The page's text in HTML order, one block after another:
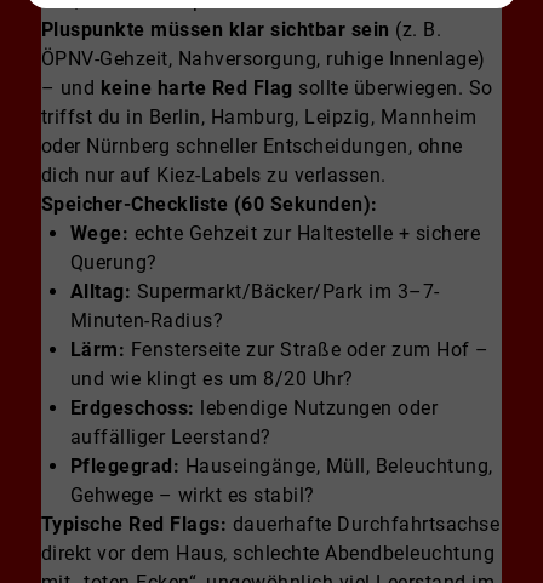
Pluspunkte müssen klar sichtbar sein (z. B.
ÖPNV-Gehzeit, Nahversorgung, ruhige Innenlage)
– und keine harte Red Flag sollte überwiegen. So
triffst du in Berlin, Hamburg, Leipzig, Mannheim
oder Nürnberg schneller Entscheidungen, ohne
dich nur auf Kiez-Labels zu verlassen.
Speicher-Checkliste (60 Sekunden):
Wege: echte Gehzeit zur Haltestelle + sichere
Querung?
Alltag: Supermarkt/Bäcker/Park im 3–7-
Minuten-Radius?
Lärm: Fensterseite zur Straße oder zum Hof –
und wie klingt es um 8/20 Uhr?
Erdgeschoss: lebendige Nutzungen oder
auffälliger Leerstand?
Pflegegrad: Hauseingänge, Müll, Beleuchtung,
Gehwege – wirkt es stabil?
Typische Red Flags: dauerhafte Durchfahrtsachse
direkt vor dem Haus, schlechte Abendbeleuchtung